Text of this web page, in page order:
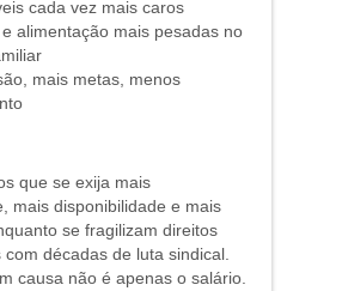
cada vez mais caros
alimentação mais pesadas no
mais metas, menos
que se exija mais
mais disponibilidade e mais
se fragilizam direitos
com décadas de luta sindical.
causa não é apenas o salário.